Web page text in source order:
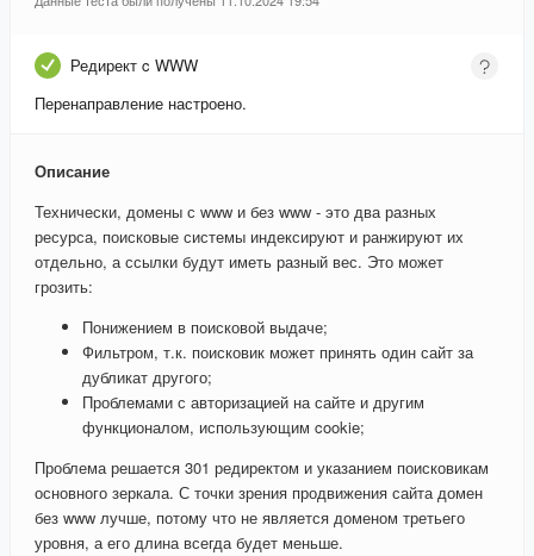
Редирект c WWW
Перенаправление настроено.
Описание
Технически, домены с www и без www - это два разных
ресурса, поисковые системы индексируют и ранжируют их
отдельно, а ссылки будут иметь разный вес. Это может
грозить:
Понижением в поисковой выдаче;
Фильтром, т.к. поисковик может принять один сайт за
дубликат другого;
Проблемами с авторизацией на сайте и другим
функционалом, использующим cookie;
Проблема решается 301 редиректом и указанием поисковикам
основного зеркала. С точки зрения продвижения сайта домен
без www лучше, потому что не является доменом третьего
уровня, а его длина всегда будет меньше.